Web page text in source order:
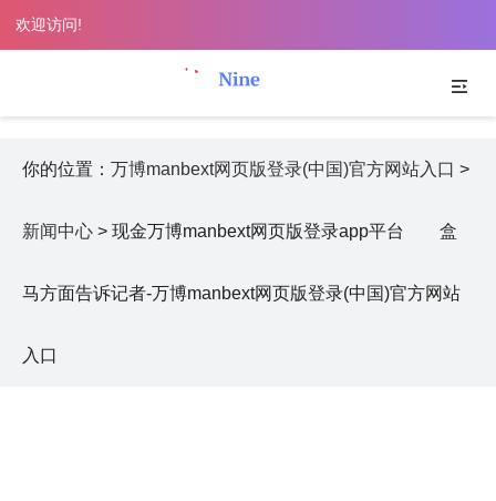
欢迎访问!
你的位置： 万博manbext网页版登录(中国)官方网站入口 >
新闻中心 > 现金万博manbext网页版登录app平台 盒
马方面告诉记者-万博manbext网页版登录(中国)官方网站
入口